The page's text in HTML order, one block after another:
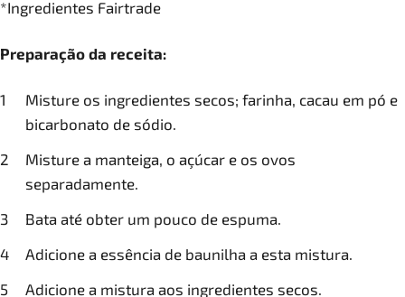
*Ingredientes Fairtrade
Preparação da receita:
Misture os ingredientes secos; farinha, cacau em pó e
bicarbonato de sódio.
Misture a manteiga, o açúcar e os ovos
separadamente.
Bata até obter um pouco de espuma.
Adicione a essência de baunilha a esta mistura.
Adicione a mistura aos ingredientes secos.